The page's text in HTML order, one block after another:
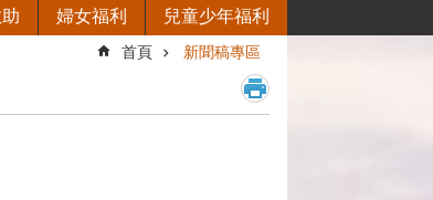
婦女福利 兒童少年福利
首頁 新聞稿專區